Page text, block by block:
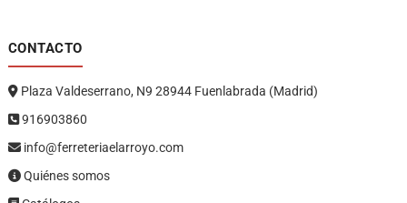
CONTACTO
Plaza Valdeserrano, N9 28944 Fuenlabrada (Madrid)
916903860
info@ferreteriaelarroyo.com
Quiénes somos